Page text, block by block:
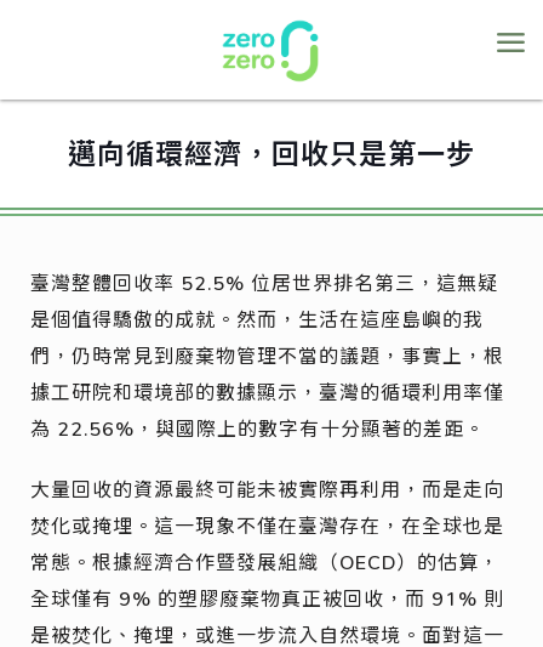
邁向循環經濟，回收只是第一步
臺灣整體回收率 52.5% 位居世界排名第三，這無疑
是個值得驕傲的成就。然而，生活在這座島嶼的我
們，仍時常見到廢棄物管理不當的議題，事實上，根
據工研院和環境部的數據顯示，臺灣的循環利用率僅
為 22.56%，與國際上的數字有十分顯著的差距。
大量回收的資源最終可能未被實際再利用，而是走向
焚化或掩埋。這一現象不僅在臺灣存在，在全球也是
常態。根據經濟合作暨發展組織（OECD）的估算，
全球僅有 9% 的塑膠廢棄物真正被回收，而 91% 則
是被焚化、掩埋，或進一步流入自然環境。面對這一